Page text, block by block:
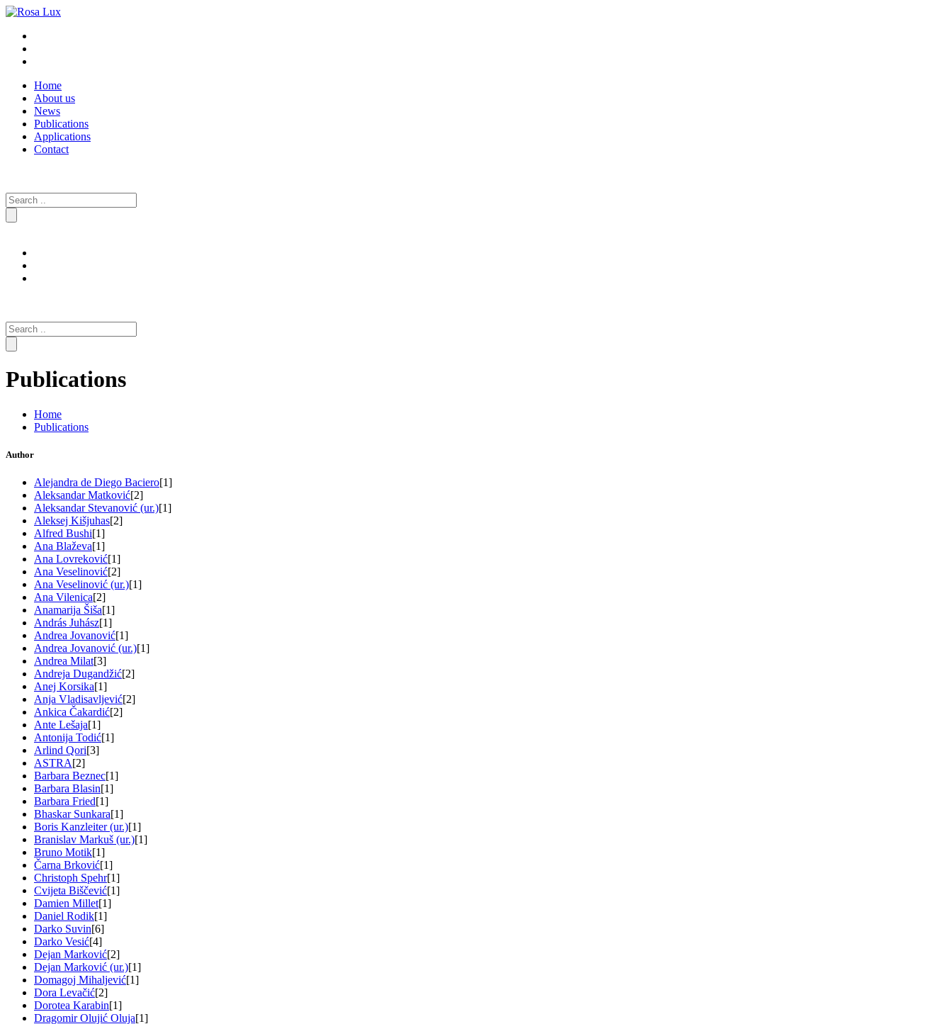
Home
About us
News
Publications
Applications
Contact
Search
for:
Search
for:
Publications
Home
Publications
Author
Alejandra de Diego Baciero[1]
Aleksandar Matković[2]
Aleksandar Stevanović (ur.)[1]
Aleksej Kišjuhas[2]
Alfred Bushi[1]
Ana Blaževa[1]
Ana Lovreković[1]
Ana Veselinović[2]
Ana Veselinović (ur.)[1]
Ana Vilenica[2]
Anamarija Šiša[1]
András Juhász[1]
Andrea Jovanović[1]
Andrea Jovanović (ur.)[1]
Andrea Milat[3]
Andreja Dugandžić[2]
Anej Korsika[1]
Anja Vladisavljević[2]
Ankica Čakardić[2]
Ante Lešaja[1]
Antonija Todić[1]
Arlind Qori[3]
ASTRA[2]
Barbara Beznec[1]
Barbara Blasin[1]
Barbara Fried[1]
Bhaskar Sunkara[1]
Boris Kanzleiter (ur.)[1]
Branislav Markuš (ur.)[1]
Bruno Motik[1]
Čarna Brković[1]
Christoph Spehr[1]
Cvijeta Biščević[1]
Damien Millet[1]
Daniel Rodik[1]
Darko Suvin[6]
Darko Vesić[4]
Dejan Marković[2]
Dejan Marković (ur.)[1]
Domagoj Mihaljević[1]
Dora Levačić[2]
Dorotea Karabin[1]
Dragomir Olujić Oluja[1]